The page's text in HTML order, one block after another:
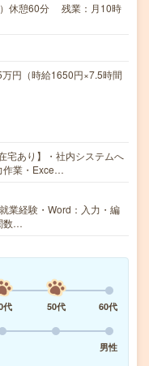
休憩60分 残業：月10時
円（時給1650円×7.5時間
宅あり】・社内システムへ
作業・Exce…
業経験・Word：入力・編
数…
代 50代
60代
男性